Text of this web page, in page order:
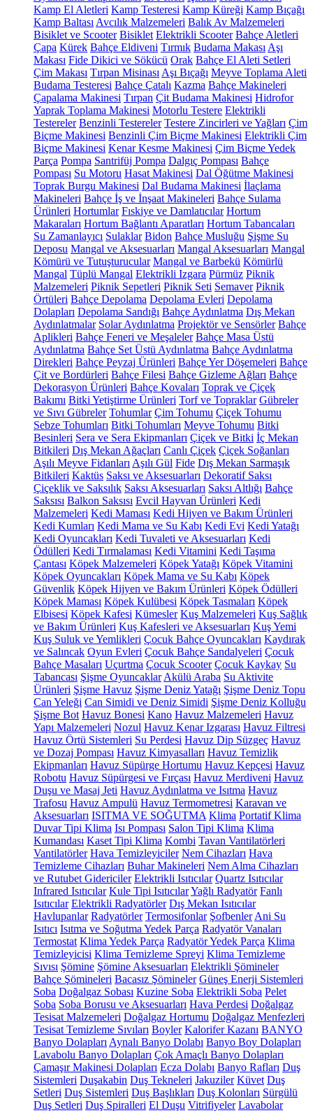
Kamp El Aletleri Kamp Testeresi Kamp Küreği Kamp Bıçağı
Kamp Baltası Avcılık Malzemeleri Balık Av Malzemeleri
Bisiklet ve Scooter Bisiklet Elektrikli Scooter Bahçe Aletleri
Çapa Kürek Bahçe Eldiveni Tırmık Budama Makası Aşı
Makası Fide Dikici ve Sökücü Orak Bahçe El Aleti Setleri
Çim Makası Tırpan Misinası Aşı Bıçağı Meyve Toplama Aleti
Budama Testeresi Bahçe Çatalı Kazma Bahçe Makineleri
Çapalama Makinesi Tırpan Çit Budama Makinesi Hidrofor
Yaprak Toplama Makinesi Motorlu Testere Elektrikli
Testereler Benzinli Testereler Testere Zincirleri ve Yağları Çim
Biçme Makinesi Benzinli Çim Biçme Makinesi Elektrikli Çim
Biçme Makinesi Kenar Kesme Makinesi Çim Biçme Yedek
Parça Pompa Santrifüj Pompa Dalgıç Pompası Bahçe
Pompası Su Motoru Hasat Makinesi Dal Öğütme Makinesi
Toprak Burgu Makinesi Dal Budama Makinesi İlaçlama
Makineleri Bahçe İş ve İnşaat Makineleri Bahçe Sulama
Ürünleri Hortumlar Fıskiye ve Damlatıcılar Hortum
Makaraları Hortum Bağlantı Aparatları Hortum Tabancaları
Su Zamanlayıcı Sulaklar Bidon Bahçe Musluğu Şişme Su
Deposu Mangal ve Aksesuarları Mangal Aksesuarları Mangal
Kömürü ve Tutuşturucular Mangal ve Barbekü Kömürlü
Mangal Tüplü Mangal Elektrikli Izgara Pürmüz Piknik
Malzemeleri Piknik Sepetleri Piknik Seti Semaver Piknik
Örtüleri Bahçe Depolama Depolama Evleri Depolama
Dolapları Depolama Sandığı Bahçe Aydınlatma Dış Mekan
Aydınlatmalar Solar Aydınlatma Projektör ve Sensörler Bahçe
Aplikleri Bahçe Feneri ve Meşaleler Bahçe Masa Üstü
Aydınlatma Bahçe Set Üstü Aydınlatma Bahçe Aydınlatma
Direkleri Bahçe Peyzaj Ürünleri Bahçe Yer Döşemeleri Bahçe
Çit ve Bordürleri Bahçe Filesi Bahçe Gizleme Ağları Bahçe
Dekorasyon Ürünleri Bahçe Kovaları Toprak ve Çiçek
Bakımı Bitki Yetiştirme Ürünleri Torf ve Topraklar Gübreler
ve Sıvı Gübreler Tohumlar Çim Tohumu Çiçek Tohumu
Sebze Tohumları Bitki Tohumları Meyve Tohumu Bitki
Besinleri Sera ve Sera Ekipmanları Çiçek ve Bitki İç Mekan
Bitkileri Dış Mekan Ağaçları Canlı Çiçek Çiçek Soğanları
Aşılı Meyve Fidanları Aşılı Gül Fide Dış Mekan Sarmaşık
Bitkileri Kaktüs Saksı ve Aksesuarları Dekoratif Saksı
Çiçeklik ve Saksılık Saksı Aksesuarları Saksı Altlığı Bahçe
Saksısı Balkon Saksısı Evcil Hayvan Ürünleri Kedi
Malzemeleri Kedi Maması Kedi Hijyen ve Bakım Ürünleri
Kedi Kumları Kedi Mama ve Su Kabı Kedi Evi Kedi Yatağı
Kedi Oyuncakları Kedi Tuvaleti ve Aksesuarları Kedi
Ödülleri Kedi Tırmalaması Kedi Vitamini Kedi Taşıma
Çantası Köpek Malzemeleri Köpek Yatağı Köpek Vitamini
Köpek Oyuncakları Köpek Mama ve Su Kabı Köpek
Güvenlik Köpek Hijyen ve Bakım Ürünleri Köpek Ödülleri
Köpek Maması Köpek Kulübesi Köpek Tasmaları Köpek
Elbisesi Köpek Kafesi Kümesler Kuş Malzemeleri Kuş Sağlık
ve Bakım Ürünleri Kuş Kafesleri ve Aksesuarları Kuş Yemi
Kuş Suluk ve Yemlikleri Çocuk Bahçe Oyuncakları Kaydırak
ve Salıncak Oyun Evleri Çocuk Bahçe Sandalyeleri Çocuk
Bahçe Masaları Uçurtma Çocuk Scooter Çocuk Kaykay Su
Tabancası Şişme Oyuncaklar Akülü Araba Su Aktivite
Ürünleri Şişme Havuz Şişme Deniz Yatağı Şişme Deniz Topu
Can Yeleği Can Simidi ve Deniz Simidi Şişme Deniz Kolluğu
Şişme Bot Havuz Bonesi Kano Havuz Malzemeleri Havuz
Yapı Malzemeleri Nozul Havuz Kenar Izgarası Havuz Filtresi
Havuz Örtü Sistemleri Su Perdesi Havuz Dip Süzgeç Havuz
ve Dozaj Pompası Havuz Kimyasalları Havuz Temizlik
Ekipmanları Havuz Süpürge Hortumu Havuz Kepçesi Havuz
Robotu Havuz Süpürgesi ve Fırçası Havuz Merdiveni Havuz
Duşu ve Masaj Jeti Havuz Aydınlatma ve Isıtma Havuz
Trafosu Havuz Ampulü Havuz Termometresi Karavan ve
Aksesuarları ISITMA VE SOĞUTMA Klima Portatif Klima
Duvar Tipi Klima Isı Pompası Salon Tipi Klima Klima
Kumandası Kaset Tipi Klima Kombi Tavan Vantilatörleri
Vantilatörler Hava Temizleyiciler Nem Cihazları Hava
Temizleme Cihazları Buhar Makineleri Nem Alma Cihazları
ve Rutubet Gidericiler Elektrikli Isıtıcılar Quartz Isıtıcılar
Infrared Isıtıcılar Kule Tipi IsıtıcılarYağlı Radyatör Fanlı
Isıtıcılar Elektrikli Radyatörler Dış Mekan Isıtıcılar
Havlupanlar Radyatörler Termosifonlar Şofbenler Ani Su
Isıtıcı Isıtma ve Soğutma Yedek Parça Radyatör Vanaları
Termostat Klima Yedek Parça Radyatör Yedek Parça Klima
Temizleyicisi Klima Temizleme Spreyi Klima Temizleme
Sıvısı Şömine Şömine Aksesuarları Elektrikli Şömineler
Bahçe Şömineleri Bacasız Şömineler Güneş Enerji Sistemleri
Soba Doğalgaz Sobası Kuzine Soba Elektrikli Soba Pelet
Soba Soba Borusu ve Aksesuarları Hava Perdesi Doğalgaz
Tesisat Malzemeleri Doğalgaz Hortumu Doğalgaz Menfezleri
Tesisat Temizleme Sıvıları Boyler Kalorifer Kazanı BANYO
Banyo Dolapları Aynalı Banyo Dolabı Banyo Boy Dolapları
Lavabolu Banyo Dolapları Çok Amaçlı Banyo Dolapları
Çamaşır Makinesi Dolapları Ecza Dolabı Banyo Rafları Duş
Sistemleri Duşakabin Duş Tekneleri Jakuziler Küvet Duş
Setleri Duş Sistemleri Duş Başlıkları Duş Kolonları Sürgülü
Duş Setleri Duş Spiralleri El Duşu Vitrifiyeler Lavabolar